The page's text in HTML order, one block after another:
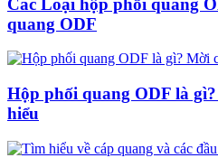
Các Loại hộp phối quang
quang ODF
Hộp phối quang ODF là
hiểu